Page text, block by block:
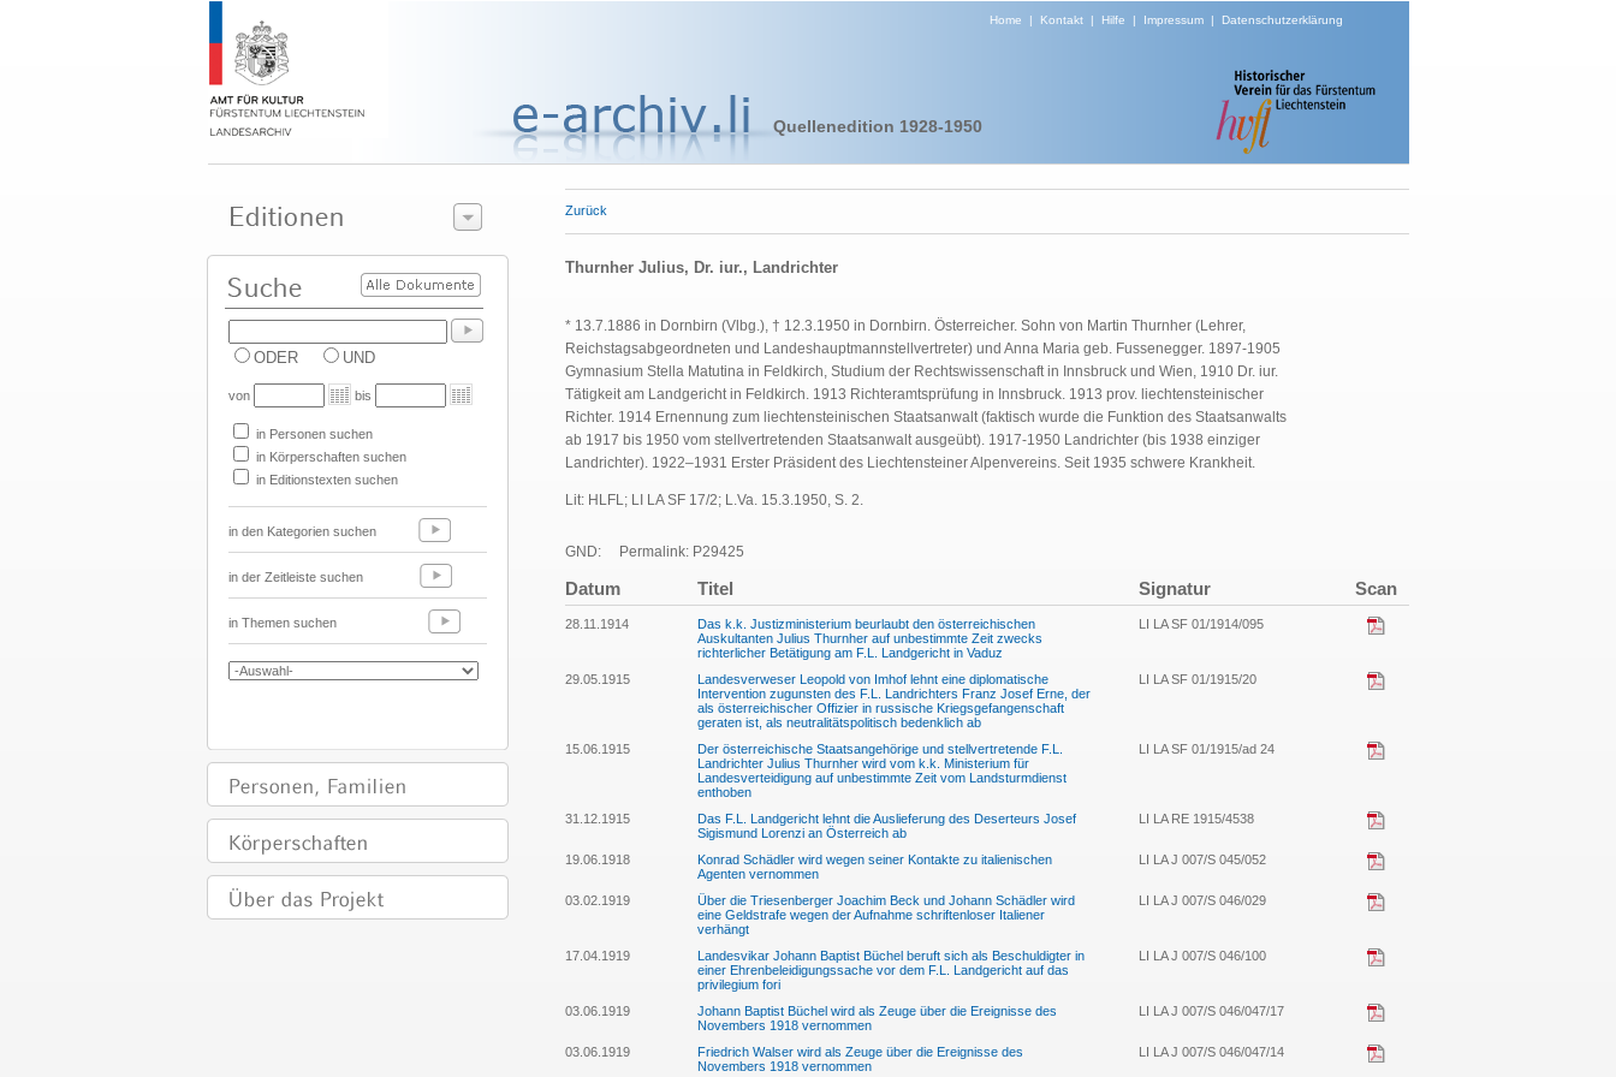
Home | Kontakt| Hilfe | Impressum| Datenschutzerklärung
Quellenedition 1928-1950
ODER UND
von bis
in Personen suchen
in Körperschaften suchen
in Editionstexten suchen
in den Kategorien suchen
in der Zeitleiste suchen
in Themen suchen
Zurück
Thurnher Julius, Dr. iur., Landrichter
* 13.7.1886 in Dornbirn (Vlbg.), † 12.3.1950 in Dornbirn. Österreicher. Sohn von Martin Thurnher (Lehrer,
Reichstagsabgeordneten und Landeshauptmannstellvertreter) und Anna Maria geb. Fussenegger. 1897-1905
Gymnasium Stella Matutina in Feldkirch, Studium der Rechtswissenschaft in Innsbruck und Wien, 1910 Dr. iur.
Tätigkeit am Landgericht in Feldkirch. 1913 Richteramtsprüfung in Innsbruck. 1913 prov. liechtensteinischer
Richter. 1914 Ernennung zum liechtensteinischen Staatsanwalt (faktisch wurde die Funktion des Staatsanwalts
ab 1917 bis 1950 vom stellvertretenden Staatsanwalt ausgeübt). 1917-1950 Landrichter (bis 1938 einziger
Landrichter). 1922–1931 Erster Präsident des Liechtensteiner Alpenvereins. Seit 1935 schwere Krankheit.
Lit: HLFL; LI LA SF 17/2; L.Va. 15.3.1950, S. 2.
GND: Permalink: P29425
Datum Titel Signatur Scan
28.11.1914
Das k.k. Justizministerium beurlaubt den österreichischen
Auskultanten Julius Thurnher auf unbestimmte Zeit zwecks
richterlicher Betätigung am F.L. Landgericht in Vaduz
LI LA SF 01/1914/095
29.05.1915
Landesverweser Leopold von Imhof lehnt eine diplomatische
Intervention zugunsten des F.L. Landrichters Franz Josef Erne, der
als österreichischer Offizier in russische Kriegsgefangenschaft
geraten ist, als neutralitätspolitisch bedenklich ab
LI LA SF 01/1915/20
15.06.1915
Der österreichische Staatsangehörige und stellvertretende F.L.
Landrichter Julius Thurnher wird vom k.k. Ministerium für
Landesverteidigung auf unbestimmte Zeit vom Landsturmdienst
enthoben
LI LA SF 01/1915/ad 24
31.12.1915
Das F.L. Landgericht lehnt die Auslieferung des Deserteurs Josef
Sigismund Lorenzi an Österreich ab
LI LA RE 1915/4538
19.06.1918
Konrad Schädler wird wegen seiner Kontakte zu italienischen
Agenten vernommen
LI LA J 007/S 045/052
03.02.1919
Über die Triesenberger Joachim Beck und Johann Schädler wird
eine Geldstrafe wegen der Aufnahme schriftenloser Italiener
verhängt
LI LA J 007/S 046/029
17.04.1919
Landesvikar Johann Baptist Büchel beruft sich als Beschuldigter in
einer Ehrenbeleidigungssache vor dem F.L. Landgericht auf das
privilegium fori
LI LA J 007/S 046/100
03.06.1919
Johann Baptist Büchel wird als Zeuge über die Ereignisse des
Novembers 1918 vernommen
LI LA J 007/S 046/047/17
03.06.1919
Friedrich Walser wird als Zeuge über die Ereignisse des
Novembers 1918 vernommen
LI LA J 007/S 046/047/14